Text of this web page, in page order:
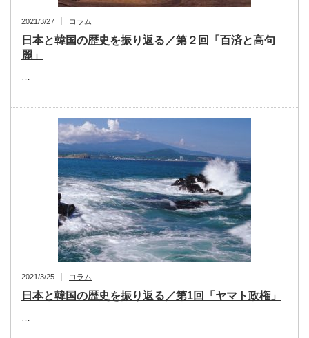
2021/3/27 コラム
日本と韓国の歴史を振り返る／第２回「百済と高句
麗」
…
2021/3/25 コラム
日本と韓国の歴史を振り返る／第1回「ヤマト政権」
…